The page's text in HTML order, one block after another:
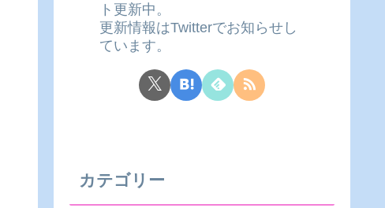
ト更新中。
更新情報はTwitterでお知らせし
ています。
カテゴリー